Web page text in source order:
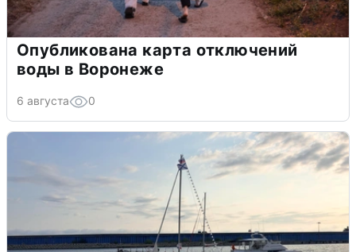
Опубликована карта отключений
воды в Воронеже
6 августа 0